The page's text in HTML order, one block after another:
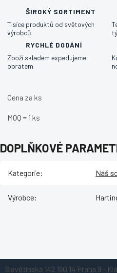
ŠIROKÝ SORTIMENT
Tisíce produktů od světových
výrobců.
RYCHLÉ DODÁNÍ
Zboží skladem expedujeme
obratem.
Cena za ks
MOQ = 1 ks
DOPLŇKOVÉ
Kategorie: Náš
Výrobce:
Slavětínská 142 190 14 Praha 9 -